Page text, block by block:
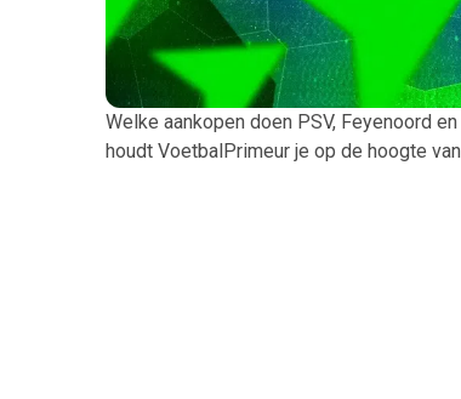
Welke aankopen doen PSV, Feyenoord
houdt VoetbalPrimeur je op de hoogte